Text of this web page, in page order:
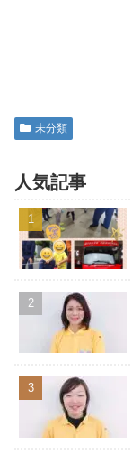
未分類
人気記事